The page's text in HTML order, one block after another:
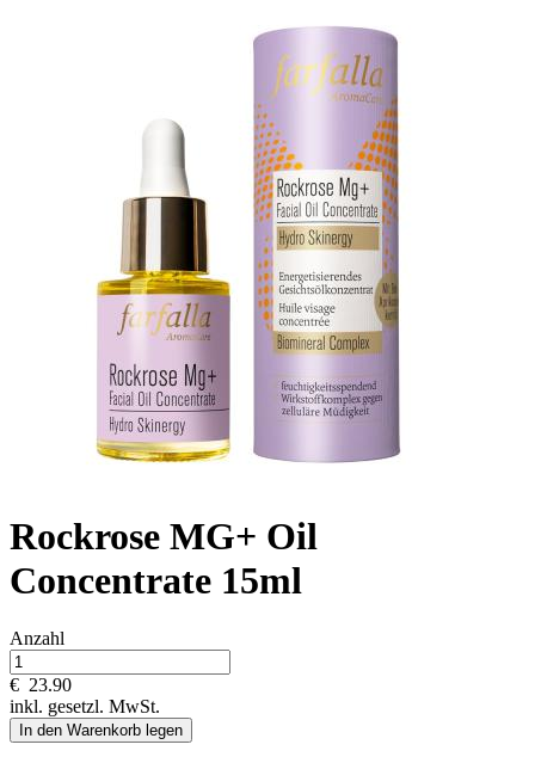
Rockrose MG+ Oil
Concentrate 15ml
Anzahl
€ 23.90
inkl. gesetzl. MwSt.
In den Warenkorb legen